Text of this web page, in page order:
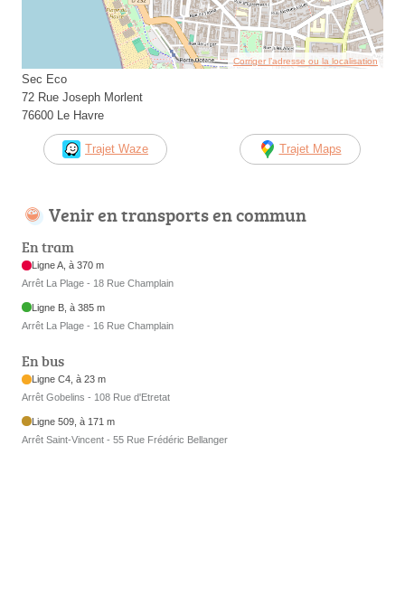
Corriger l’adresse ou la localisation
Sec Eco
72 Rue Joseph Morlent
76600 Le Havre
Trajet Waze Trajet Maps
Venir en transports en commun
En tram
Ligne A, à 370 m
Arrêt La Plage - 18 Rue Champlain
Ligne B, à 385 m
Arrêt La Plage - 16 Rue Champlain
En bus
Ligne C4, à 23 m
Arrêt Gobelins - 108 Rue d'Etretat
Ligne 509, à 171 m
Arrêt Saint-Vincent - 55 Rue Frédéric Bellanger